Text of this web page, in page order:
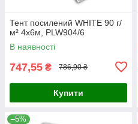
Тент посилений WHITE 90 г/
м² 4х6м, PLW904/6
В наявності
747,55 ₴ 786,90 ₴
Купити
–5%